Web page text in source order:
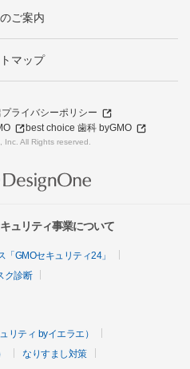
ご案内
マップ
プライバシーポリシー
best choice 歯科 byGMO
All Rights reserved.
ュリティ事業について
GMOセキュリティ24」
ク診断
リティ byイエラエ）
なりすまし対策